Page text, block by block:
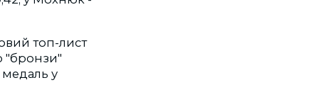
топ-лист
"бронзи"
медаль у